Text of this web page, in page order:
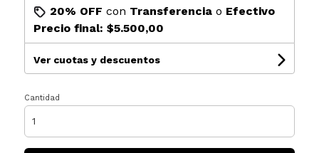
20% OFF con Transferenciao Efectivo
Precio final: $5.500,00
Ver cuotas y descuentos
Cantidad